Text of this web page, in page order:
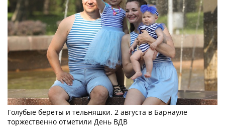
Голубые береты и тельняшки. 2 августа в Барнауле
торжественно отметили День ВДВ